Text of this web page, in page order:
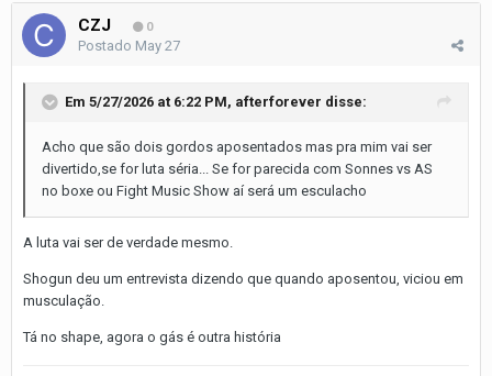
CZJ 0
Postado May 27
Em 5/27/2026 at 6:22 PM, afterforever disse:
Acho que são dois gordos aposentados mas pra mim vai ser
divertido,se for luta séria... Se for parecida com Sonnes vs AS
no boxe ou Fight Music Show aí será um esculacho
A luta vai ser de verdade mesmo.
Shogun deu um entrevista dizendo que quando aposentou, viciou em
musculação.
Tá no shape, agora o gás é outra história